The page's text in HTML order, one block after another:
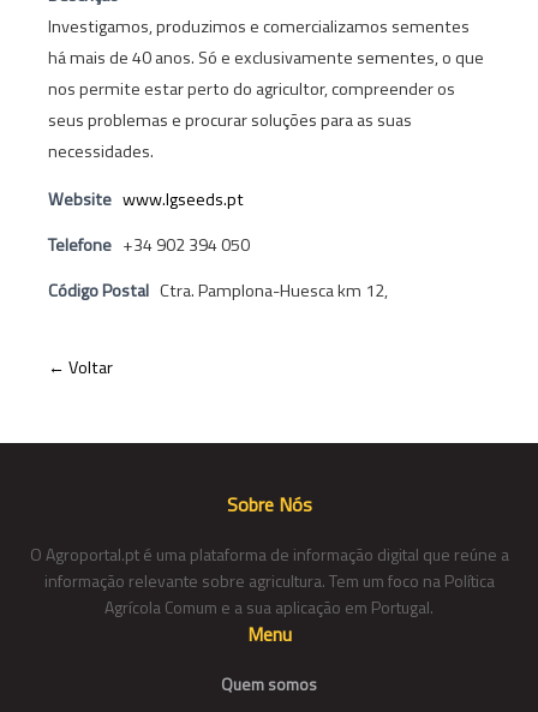
Investigamos, produzimos e comercializamos sementes
há mais de 40 anos. Só e exclusivamente sementes, o que
nos permite estar perto do agricultor, compreender os
seus problemas e procurar soluções para as suas
necessidades.
Website www.lgseeds.pt
Telefone +34 902 394 050
Código Postal Ctra. Pamplona-Huesca km 12,
← Voltar
Sobre Nós
O Agroportal.pt é uma plataforma de informação digital que reúne a
informação relevante sobre agricultura. Tem um foco na Política
Agrícola Comum e a sua aplicação em Portugal.
Menu
Quem somos